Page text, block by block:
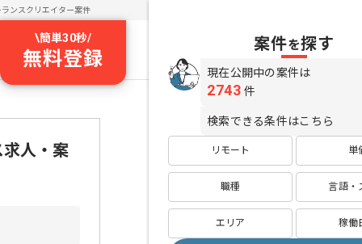
ランスクリエイター案件
\簡単30秒/
無料登録
人・案
案件を探す
現在公開中の案件は
2743 件
検索できる条件はこちら
リモート 単
職種 言語・
エリア 稼働